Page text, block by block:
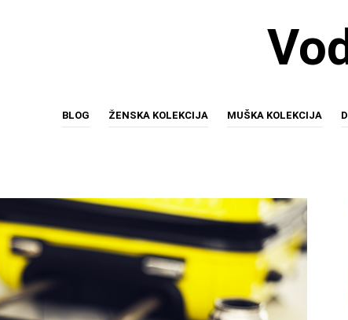
BLOG ŽENSKA KOLEKCIJA MUŠKA KOLEKCIJA